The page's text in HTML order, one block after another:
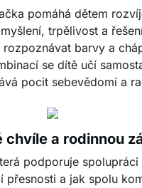
pomáhá dětem
trpělivost a
rozpoznávat barvy a
se dítě učí
pocit sebevědomí a
chvíle a rodinnou
podporuje
přesnosti a jak spolu